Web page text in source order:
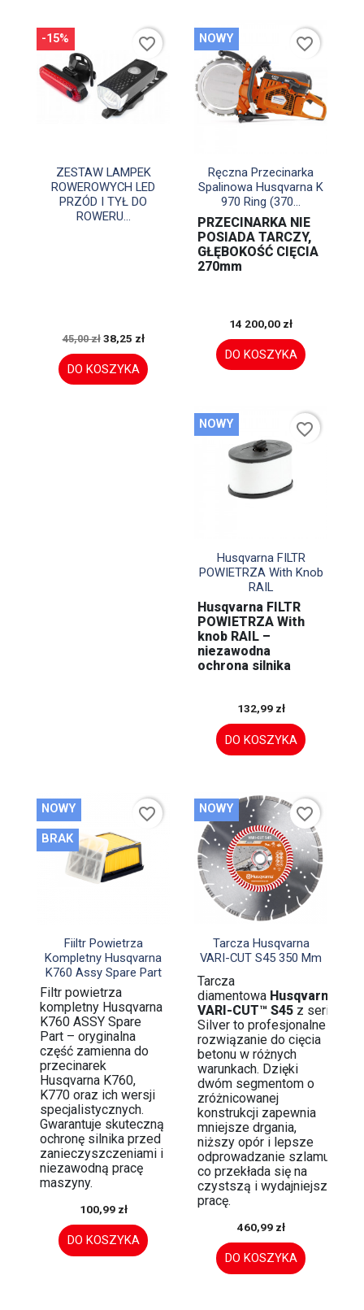
Szybki podgląd
ZESTAW LAMPEK
ROWEROWYCH LED
PRZÓD I TYŁ DO
ROWERU...
45,00 zł 38,25 zł
DO KOSZYKA
-15% favorite_border
Szybki podgląd
Ręczna Przecinarka
Spalinowa Husqvarna K
970 Ring (370...
PRZECINARKA NIE
POSIADA TARCZY,
GŁĘBOKOŚĆ CIĘCIA
270mm
14 200,00 zł
DO KOSZYKA
NOWY favorite_border
Szybki podgląd
Husqvarna FILTR
POWIETRZA With Knob
RAIL
Husqvarna FILTR
POWIETRZA With
knob RAIL –
niezawodna
ochrona silnika
132,99 zł
DO KOSZYKA
NOWY favorite_border
Szybki podgląd
Fiiltr Powietrza
Kompletny Husqvarna
K760 Assy Spare Part
Filtr powietrza
kompletny Husqvarna
K760 ASSY Spare
Part – oryginalna
część zamienna do
przecinarek
Husqvarna K760,
K770 oraz ich wersji
specjalistycznych.
Gwarantuje skuteczną
ochronę silnika przed
zanieczyszczeniami i
niezawodną pracę
maszyny.
100,99 zł
DO KOSZYKA
NOWY
BRAK
favorite_border
Szybki podgląd
Tarcza Husqvarna
VARI-CUT S45 350 Mm
Tarcza
diamentowa Husqvarna
VARI-CUT™ S45z serii
Silver to profesjonalne
rozwiązanie do cięcia
betonu w różnych
warunkach. Dzięki
dwóm segmentom o
zróżnicowanej
konstrukcji zapewnia
mniejsze drgania,
niższy opór i lepsze
odprowadzanie szlamu,
co przekłada się na
czystszą i wydajniejszą
pracę.
460,99 zł
DO KOSZYKA
NOWY favorite_border